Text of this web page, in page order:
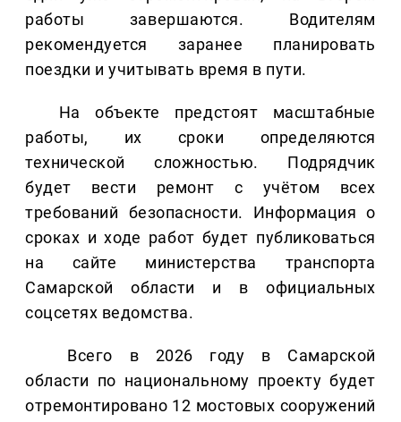
работы завершаются. Водителям
рекомендуется заранее планировать
поездки и учитывать время в пути.
На объекте предстоят масштабные
работы, их сроки определяются
технической сложностью. Подрядчик
будет вести ремонт с учётом всех
требований безопасности. Информация о
сроках и ходе работ будет публиковаться
на сайте министерства транспорта
Самарской области и в официальных
соцсетях ведомства.
Всего в 2026 году в Самарской
области по национальному проекту будет
отремонтировано 12 мостовых сооружений